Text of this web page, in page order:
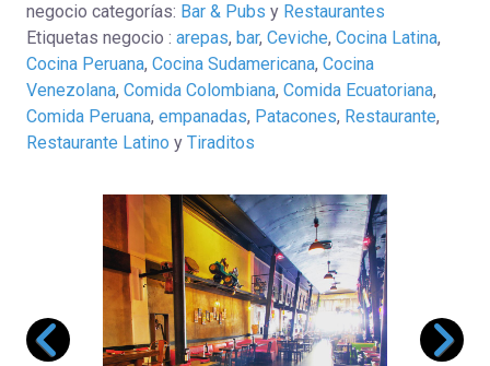
negocio categorías: Bar & Pubs y Restaurantes
Etiquetas negocio : arepas, bar, Ceviche, Cocina Latina,
Cocina Peruana, Cocina Sudamericana, Cocina
Venezolana, Comida Colombiana, Comida Ecuatoriana,
Comida Peruana, empanadas, Patacones, Restaurante,
Restaurante Latino y Tiraditos